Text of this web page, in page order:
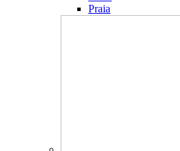
Praia